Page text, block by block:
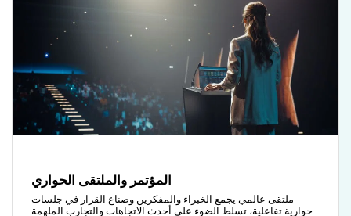
المؤتمر والملتقى الحواري
ملتقى عالمي يجمع الخبراء والمفكرين وصناع القرار في جلسات
حوارية تفاعلية، تسلط الضوء على أحدث الاتجاهات والتجارب الملهمة